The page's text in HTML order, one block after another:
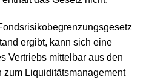
ergibt, kann sich eine
Vertriebs mittelbar aus den
Liquiditätsmanagement